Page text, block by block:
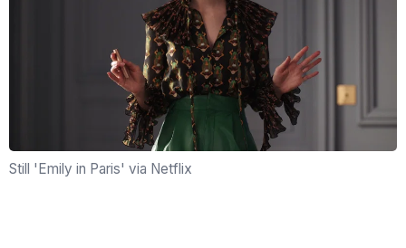
Still 'Emily in Paris' via Netflix